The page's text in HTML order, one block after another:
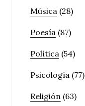
Música (28)
Poesía (87)
Política (54)
Psicología (77)
Religión (63)